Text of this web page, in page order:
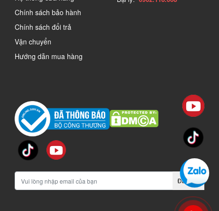
Chính sách bảo hành
Chính sách đổi trả
Vận chuyển
Hướng dẫn mua hàng
Đăng ký